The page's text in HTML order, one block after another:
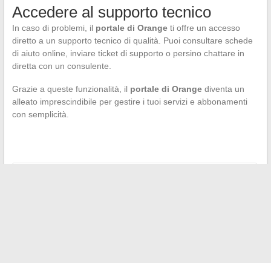
Accedere al supporto tecnico
In caso di problemi, il portale di Orangeti offre un accesso
diretto a un supporto tecnico di qualità. Puoi consultare schede
di aiuto online, inviare ticket di supporto o persino chattare in
diretta con un consulente.
Grazie a queste funzionalità, il portale di Orangediventa un
alleato imprescindibile per gestire i tuoi servizi e abbonamenti
con semplicità.